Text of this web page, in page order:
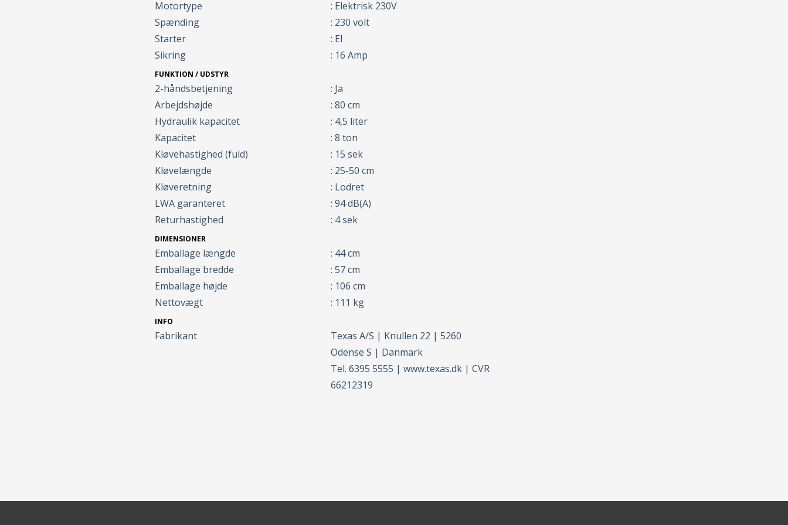
Motortype
: Elektrisk 230V
Spænding
: 230 volt
Starter
: El
Sikring
: 16 Amp
FUNKTION / UDSTYR
2-håndsbetjening
: Ja
Arbejdshøjde
: 80 cm
Hydraulik kapacitet
: 4,5 liter
Kapacitet
: 8 ton
Kløvehastighed (fuld)
: 15 sek
Kløvelængde
: 25-50 cm
Kløveretning
: Lodret
LWA garanteret
: 94 dB(A)
Returhastighed
: 4 sek
DIMENSIONER
Emballage længde
: 44 cm
Emballage bredde
: 57 cm
Emballage højde
: 106 cm
Nettovægt
: 111 kg
INFO
Fabrikant
Texas A/S | Knullen 22 | 5260
Odense S | Danmark
Tel. 6395 5555 | www.texas.dk | CVR
66212319